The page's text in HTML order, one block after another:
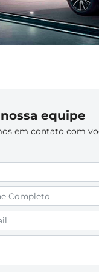
equipe
em contato com